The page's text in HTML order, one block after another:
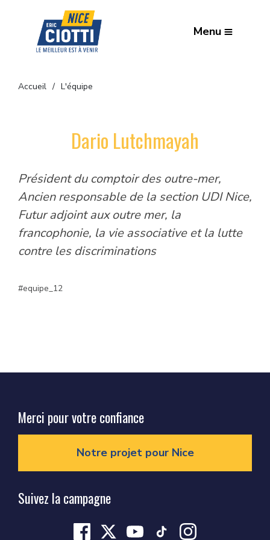
Menu
Accueil L'équipe
Dario Lutchmayah
Président du comptoir des outre-mer,
Ancien responsable de la section UDI Nice,
Futur adjoint aux outre mer, la
francophonie, la vie associative et la lutte
contre les discriminations
equipe_12
Merci pour votre confiance
Notre projet pour Nice
Suivez la campagne